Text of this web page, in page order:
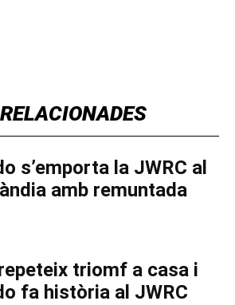
s’emporta la JWRC al
amb remuntada
triomf a casa i
fa història al JWRC